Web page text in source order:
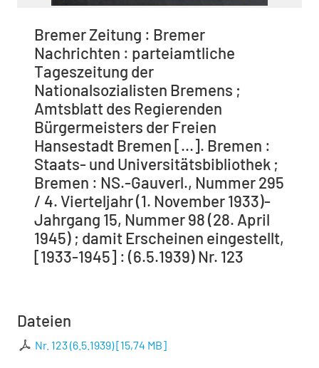
Bremer Zeitung : Bremer
Nachrichten : parteiamtliche
Tageszeitung der
Nationalsozialisten Bremens ;
Amtsblatt des Regierenden
Bürgermeisters der Freien
Hansestadt Bremen [...]. Bremen :
Staats- und Universitätsbibliothek ;
Bremen : NS.-Gauverl., Nummer 295
/ 4. Vierteljahr (1. November 1933)-
Jahrgang 15, Nummer 98 (28. April
1945) ; damit Erscheinen eingestellt,
[1933-1945] : (6.5.1939) Nr. 123
Dateien
Nr. 123 (6.5.1939)[15,74 MB]